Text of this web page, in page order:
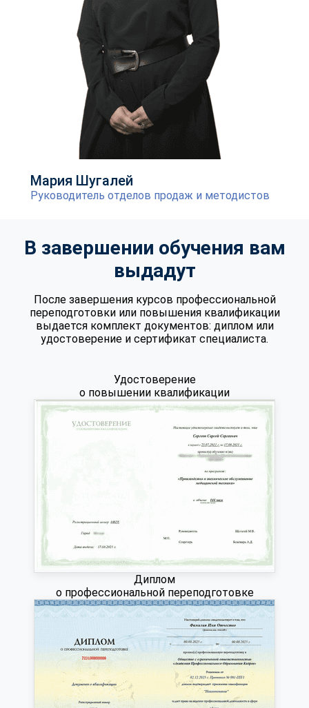
Мария Шугалей
Руководитель отделов продаж и методистов
В завершении обучения вам
выдадут
После завершения курсов профессиональной
переподготовки или повышения квалификации
выдается комплект документов: диплом или
удостоверение и сертификат специалиста.
Удостоверение
о повышении квалификации
Диплом
о профессиональной переподготовке